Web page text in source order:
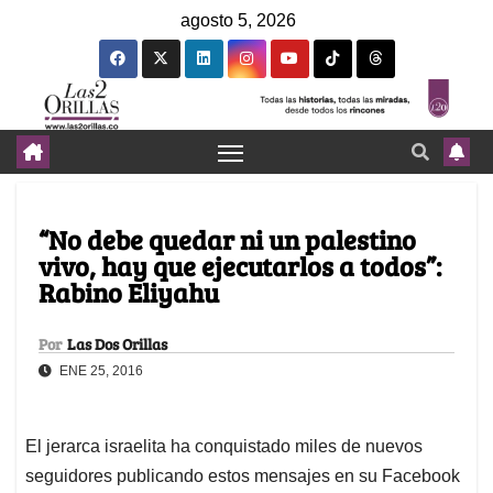
agosto 5, 2026
“No debe quedar ni un palestino
vivo, hay que ejecutarlos a todos”:
Rabino Eliyahu
Por Las Dos Orillas
ENE 25, 2016
El jerarca israelita ha conquistado miles de nuevos
seguidores publicando estos mensajes en su Facebook